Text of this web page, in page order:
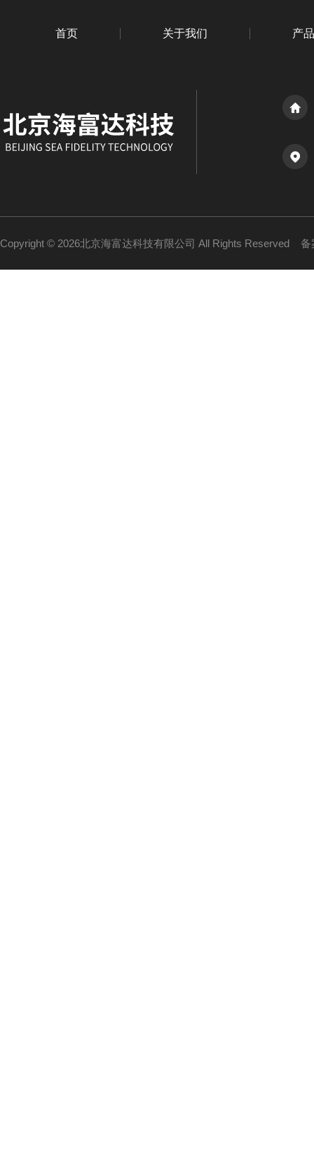
首页 关于我们 产
Copyright © 2026北京海富达科技有限公司 All Rights Reserved 备